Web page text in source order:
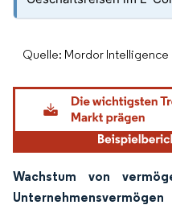
Quelle: Mordor Intelligence
Wachstum von